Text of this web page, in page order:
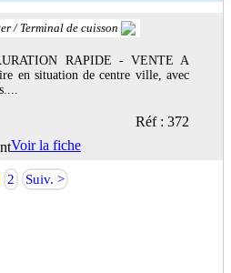
/ Terminal de cuisson
RAPIDE - VENTE A
en situation de centre ville, avec
Réf : 372
Voir la fiche
2 Suiv. >